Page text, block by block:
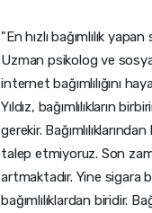
"En hızlı bağımlılık
Uzman psikolog ve
internet bağımlılığını
Yıldız, bağımlılıkların
gerekir.
talep etmiyoruz. Son
artmaktadır. Yine sigara
bağımlılıklardan biridir.